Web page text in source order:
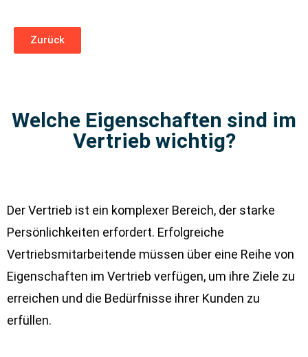
Zurück
Welche Eigenschaften sind im
Vertrieb wichtig?​
Der Vertrieb ist ein komplexer Bereich, der starke
Persönlichkeiten erfordert. Erfolgreiche
Vertriebsmitarbeitende müssen über eine Reihe von
Eigenschaften im Vertrieb verfügen, um ihre Ziele zu
erreichen und die Bedürfnisse ihrer Kunden zu
erfüllen.